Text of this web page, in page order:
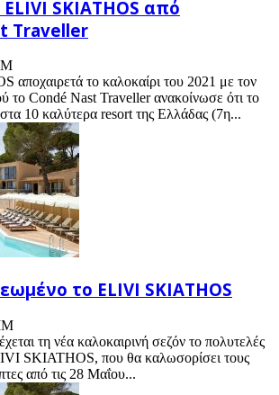
SKIATHOS από
Traveller
το καλοκαίρι του 2021 με τον
το Condé Nast Traveller ανακοίνωσε ότι το
10 καλύτερα resort της Ελλάδας (7η...
το ELIVI SKIATHOS
τη νέα καλοκαιρινή σεζόν το πολυτελές
SKIATHOS, που θα καλωσορίσει τους
από τις 28 Μαΐου...